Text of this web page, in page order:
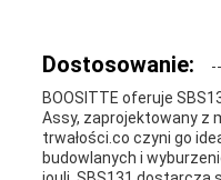
Dostosowanie:
BOOSITTE oferuje
Assy, zaprojektowany z
trwałości.co czyni go
budowlanych i